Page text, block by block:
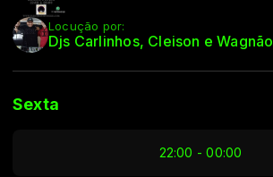
Locução por:
Djs Carlinhos, Cleison e Wagnão
Sexta
22:00 - 00:00